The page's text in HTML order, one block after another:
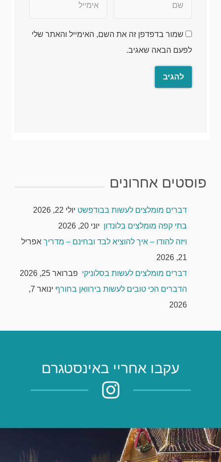
שמור בדפדפן זה את השם, האימייל והאתר שלי
לפעם הבאה שאגיב.
פוסטים אחרונים
דברים מומלצים לעשות בבודפשט יולי 22, 2026
בתי קפה מומלצים בלונדון יוני 20, 2026
ויזה להודו – איך להוציא לבד ובחינם – מדריך אפריל
21, 2026
דברים מומלצים לעשות בסלוניקי פברואר 25, 2026
הדברים הכי טובים לעשות בירוואן בחורף
ינואר 7,
2026
עקבו אחריי באינסטגרם